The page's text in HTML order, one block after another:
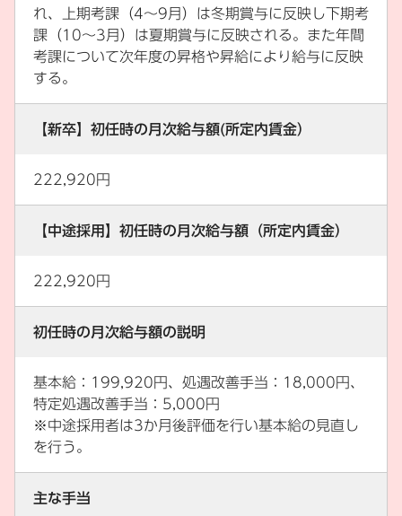
れ、上期考課（4～9月）は冬期賞与に反映し下期考
課（10～3月）は夏期賞与に反映される。また年間
考課について次年度の昇格や昇給により給与に反映
する。
【新卒】初任時の月次給与額(所定内賃金）
222,920円
【中途採用】初任時の月次給与額（所定内賃金）
222,920円
初任時の月次給与額の説明
基本給：199,920円、処遇改善手当：18,000円、
特定処遇改善手当：5,000円
※中途採用者は3か月後評価を行い基本給の見直し
を行う。
主な手当